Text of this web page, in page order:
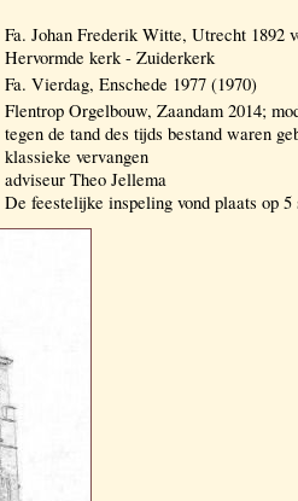
Fa. Johan Frederik Witte, Utrecht
Hervormde kerk - Zuiderkerk
Fa. Vierdag, Enschede 1977 (1970)
Flentrop Orgelbouw, Zaandam 2014;
tegen de tand des tijds bestand waren
klassieke vervangen
adviseur Theo Jellema
De feestelijke inspeling vond plaats op 5